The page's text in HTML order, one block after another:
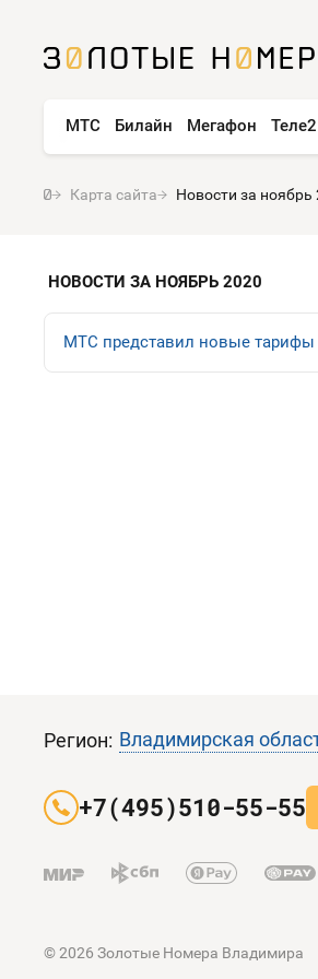
МТС Билайн Мегафон Теле2
Карта сайта Новости за ноябрь
НОВОСТИ ЗА НОЯБРЬ 2020
МТС представил новые тарифы
Регион: Владимирская
+7(495)510-55-55
© 2026 Золотые Номера Владимира